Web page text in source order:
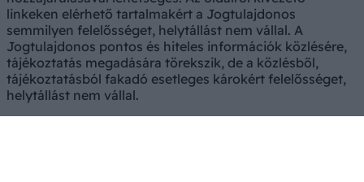
linkeken elérhető tartalmakért a Jogtulajdonos
semmilyen felelősséget, helytállást nem vállal. A
Jogtulajdonos pontos és hiteles információk közlésére,
tájékoztatás megadására törekszik, de a közlésből,
tájékoztatásból fakadó esetleges károkért felelősséget,
helytállást nem vállal.